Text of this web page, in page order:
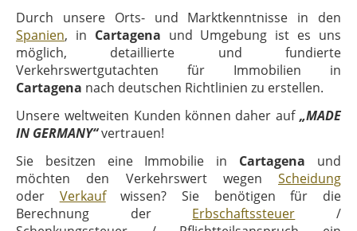
Durch unsere Orts- und Marktkenntnisse in den
Spanien, in Cartagena und Umgebung ist es uns
möglich, detaillierte und fundierte
Verkehrswertgutachten für Immobilien in
Cartagena nach deutschen Richtlinien zu erstellen.
Unsere weltweiten Kunden können daher auf „MADE
IN GERMANY“vertrauen!
Sie besitzen eine Immobilie in Cartagena und
möchten den Verkehrswert wegen Scheidung
oder Verkaufwissen? Sie benötigen für die
Berechnung der Erbschaftssteuer /